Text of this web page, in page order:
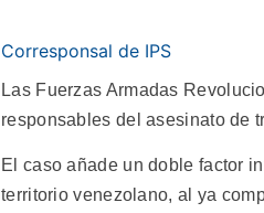
Corresponsal de IPS
Las Fuerzas Armadas
responsables del asesinato de
El caso añade un doble factor
territorio venezolano, al ya